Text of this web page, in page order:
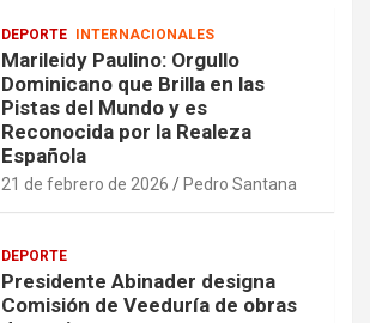
DEPORTE INTERNACIONALES
Marileidy Paulino: Orgullo
Dominicano que Brilla en las
Pistas del Mundo y es
Reconocida por la Realeza
Española
21 de febrero de 2026 Pedro Santana
DEPORTE
Presidente Abinader designa
Comisión de Veeduría de obras